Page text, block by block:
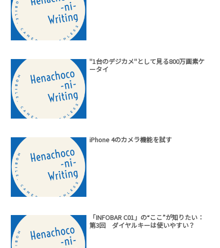
"1台のデジカメ"として見る800万画素ケ
ータイ
iPhone 4のカメラ機能を試す
「INFOBAR C01」の“ここ”が知りたい：
第3回 ダイヤルキーは使いやすい？